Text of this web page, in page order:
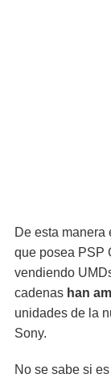
De esta
que posea PSP
vendiendo
cadenas han
unidades de la
Sony.
No se sabe si